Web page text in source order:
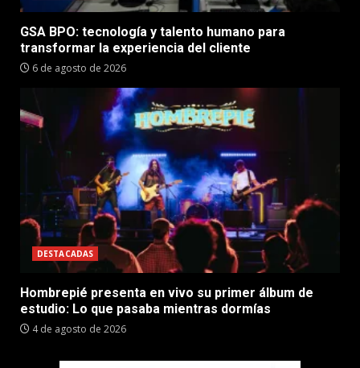
GSA BPO: tecnología y talento humano para
transformar la experiencia del cliente
6 de agosto de 2026
DESTACADAS
Hombrepié presenta en vivo su primer álbum de
estudio: Lo que pasaba mientras dormías
4 de agosto de 2026